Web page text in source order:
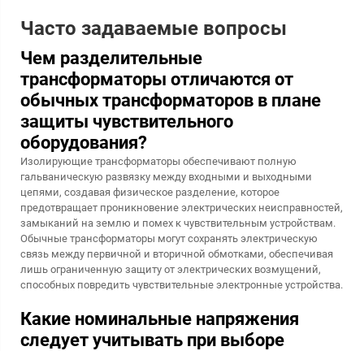
Часто задаваемые вопросы
Чем разделительные
трансформаторы отличаются от
обычных трансформаторов в плане
защиты чувствительного
оборудования?
Изолирующие трансформаторы обеспечивают полную
гальваническую развязку между входными и выходными
цепями, создавая физическое разделение, которое
предотвращает проникновение электрических неисправностей,
замыканий на землю и помех к чувствительным устройствам.
Обычные трансформаторы могут сохранять электрическую
связь между первичной и вторичной обмотками, обеспечивая
лишь ограниченную защиту от электрических возмущений,
способных повредить чувствительные электронные устройства.
Какие номинальные напряжения
следует учитывать при выборе